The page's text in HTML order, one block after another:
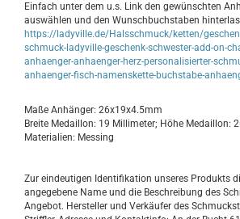
Einfach unter dem u.s. Link den gewünschten
auswählen und den Wunschbuchstaben
https://ladyville.de/Halsschmuck/ketten/
schmuck-ladyville-geschenk-schwester-add-on-
anhaenger-anhaenger-herz-personalisierter-
anhaenger-fisch-namenskette-buchstabe-
Maße Anhänger: 26x19x4.5mm
Breite Medaillon: 19 Millimeter; Höhe Medaillon:
Materialien: Messing
Zur eindeutigen Identifikation unseres Produkts
angegebene Name und die Beschreibung des
Angebot. Hersteller und Verkäufer des